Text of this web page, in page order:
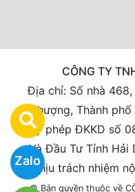
Zalo
CÔNG TY
Địa chỉ: Số nhà 468,
Thượng, Thành
Giấy phép ĐKKD số
Và Đầu Tư Tỉnh Hải
Chịu trách nhiệm
© Bản quyền thuộc về